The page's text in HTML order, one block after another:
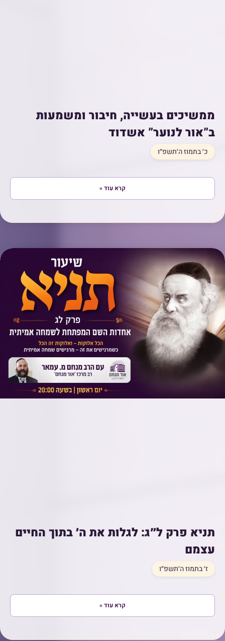
ממשיכים בעשייה, חיבור ומשמעות
ב”אור לנוער” אשדוד
כ׳ בתמוז ה׳תשפ״ו
קרא עוד »
תניא פרק ל״ג: לגלות את ה׳ בתוך החיים
עצמם
ז׳ בתמוז ה׳תשפ״ו
קרא עוד »